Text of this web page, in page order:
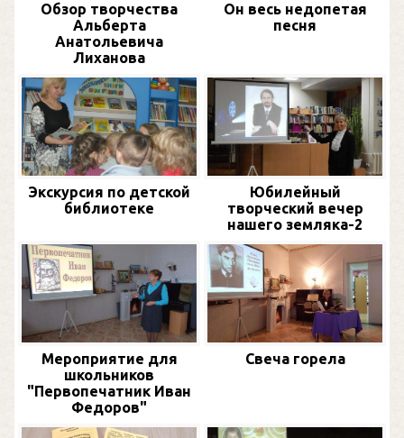
Обзор творчества
Альберта
Анатольевича
Лиханова
Он весь недопетая
песня
Экскурсия по детской
библиотеке
Юбилейный
творческий вечер
нашего земляка-2
Мероприятие для
школьников
"Первопечатник Иван
Федоров"
Свеча горела